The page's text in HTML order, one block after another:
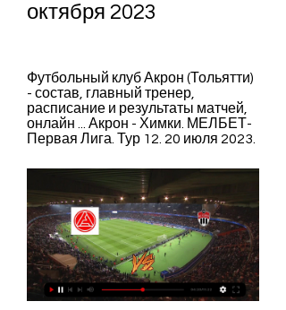
октября 2023
Футбольный клуб Акрон (Тольятти)
- состав, главный тренер,
расписание и результаты матчей,
онлайн ... Акрон - Химки. МЕЛБЕТ-
Первая Лига. Тур 12. 20 июля 2023.